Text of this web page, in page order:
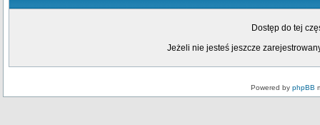
Dostęp do tej
Jeżeli nie jesteś jeszcze
Powered by phpBB